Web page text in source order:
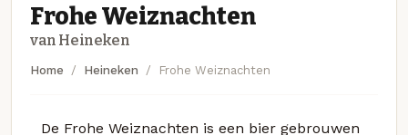
Frohe Weiznachten
van Heineken
Home Heineken Frohe Weiznachten
De Frohe Weiznachten is een bier gebrouwen